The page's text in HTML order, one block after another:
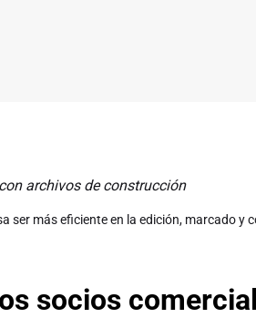
ser más eficiente en la edición, marcado
socios